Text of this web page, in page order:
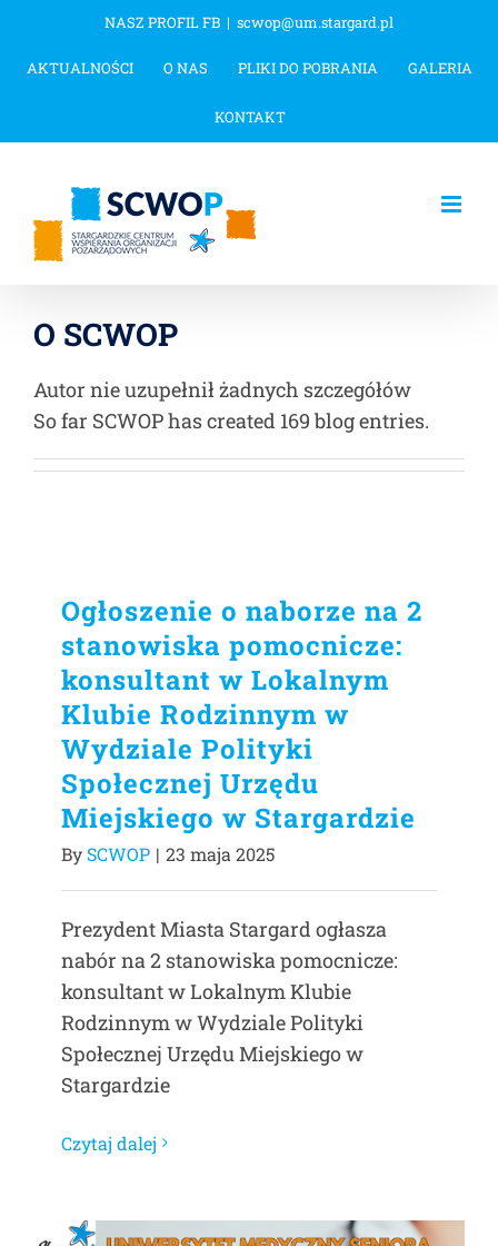
zawartości
NASZ PROFIL FB | scwop@um.stargard.pl
AKTUALNOŚCI O NAS PLIKI DO POBRANIA GALERIA
KONTAKT
O SCWOP
Autor nie uzupełnił żadnych szczegółów
So far SCWOP has created 169 blog entries.
Ogłoszenie o naborze na 2
stanowiska pomocnicze:
konsultant w Lokalnym
Klubie Rodzinnym w
Wydziale Polityki
Społecznej Urzędu
Miejskiego w Stargardzie
BySCWOP | 23 maja 2025
Prezydent Miasta Stargard ogłasza
nabór na 2 stanowiska pomocnicze:
konsultant w Lokalnym Klubie
Rodzinnym w Wydziale Polityki
Społecznej Urzędu Miejskiego w
Stargardzie
Czytaj dalej